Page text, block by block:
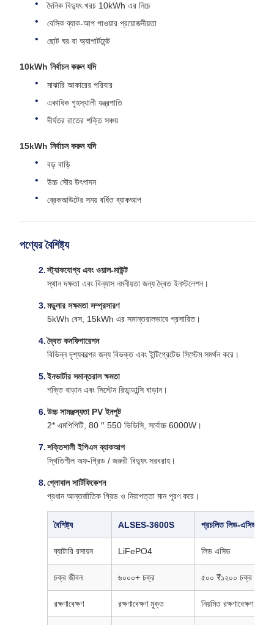
দৈনিক বিদ্যুৎ খরচ 10kWh এর নিচে
বেসিক ব্যাক-আপ পাওয়ার প্রয়োজনীয়তা
ছোট ঘর বা অ্যাপার্টমেন্ট
10kWh নির্বাচন করুন যদি
মাঝারি আকারের পরিবার
একাধিক গৃহস্থালী যন্ত্রপাতি
দীর্ঘতর রাতের শক্তি সঞ্চয়
15kWh নির্বাচন করুন যদি
বড় বাড়ি
উচ্চ সৌর উৎপাদন
ব্রেকআউটের সময় বর্ধিত ব্যাকআপ
পণ্যের বৈশিষ্ট্য
স্ট্যাকযোগ্য এবং ওয়াল-মাউন্ট
স্থান দক্ষতা এবং বিন্যাস নমনীয়তা জন্য দ্বৈত ইনস্টলেশন।
মডুলার সক্ষমতা সম্প্রসারণ
5kWh বেস, 15kWh এর সমান্তরালভাবে প্রসারিত।
দ্বৈত কনফিগারেশন
বিভিন্ন দৃশ্যকল্পের জন্য বিভক্ত এবং ইন্টিগ্রেটেড সিস্টেম সমর্থন করে।
ইনভার্টার সমান্তরাল ক্ষমতা
শক্তি বাড়ান এবং সিস্টেম রিডান্ডান্সি বাড়ান।
উচ্চ সামঞ্জস্যতা PV ইনপুট
2* এমপিপিটি, 80 ′′ 550 ভিডিসি, সর্বোচ্চ 6000W।
শক্তিশালী ইপিএস ব্যাকআপ
স্থিতিশীল অফ-গ্রিড / জরুরী বিদ্যুৎ সরবরাহ।
গ্লোবাল সার্টিফিকেশন
প্রধান আন্তর্জাতিক গ্রিড ও নিরাপত্তা মান পূরণ করে।
বৈশিষ্ট্য ALSES-3600S প্রচলিত লিড-এসিড
ব্যাটারি রসায়ন LiFePO4 লিড এসিড
চক্র জীবন ৬০০০+ চক্র ৫০০ ₹১২০০ চক্র
রক্ষণাবেক্ষণ রক্ষণাবেক্ষণ মুক্ত নিয়মিত রক্ষণাবেক্ষণ